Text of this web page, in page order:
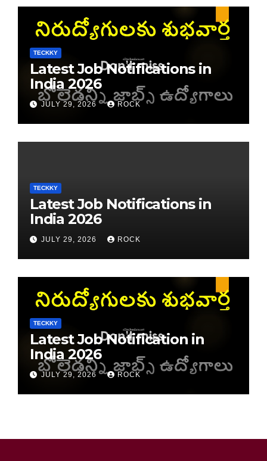
TECKKY
Latest Job Notifications in
India 2026
JULY 29, 2026 ROCK
TECKKY
Latest Job Notifications in
India 2026
JULY 29, 2026 ROCK
TECKKY
Latest Job Notification in
India 2026
JULY 29, 2026 ROCK